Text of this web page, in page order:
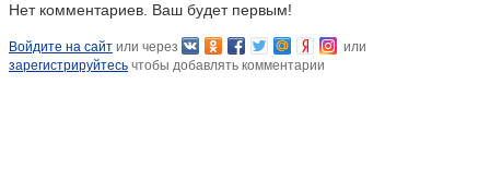
Нет комментариев. Ваш будет первым!
Войдите на сайт или через
или
зарегистрируйтесь чтобы добавлять комментарии